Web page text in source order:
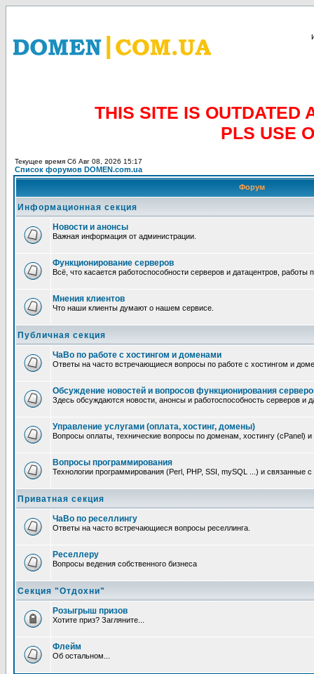
THIS SITE IS OUTDATED
PLS USE
Текущее время Сб Авг 08, 2026 15:17
Список форумов DOMEN.com.ua
Форум
Информационная секция
Новости и анонсы
Важная информация от администрации.
Функционирование серверов
Всё, что касается работоспособности серверов и датацентров, работы
Мнения клиентов
Что наши клиенты думают о нашем сервисе.
Публичная секция
ЧаВо по работе с хостингом и доменами
Ответы на часто встречающиеся вопросы по работе с хостингом и
Обсуждение новостей и вопросов функционирования
Здесь обсуждаются новости, анонсы и работоспособность серверов и
Управление услугами (оплата, хостинг, домены)
Вопросы оплаты, технические вопросы по доменам, хостингу (cPanel)
Вопросы программирования
Технологии программирования (Perl, PHP, SSI, mySQL ...) и связанные
Приватная секция
ЧаВо по реселлингу
Ответы на часто встречающиеся вопросы реселлинга.
Реселлеру
Вопросы ведения собственного бизнеса
Секция "Отдохни"
Розыгрыш призов
Хотите приз? Загляните...
Флейм
Об остальном...